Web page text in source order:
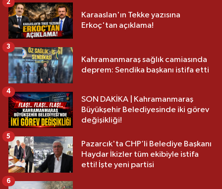
Karaaslan'ın Tekke yazısına
Erkoç'tan açıklama!
2
Kahramanmaraş sağlık camiasında
deprem: Sendika başkanı istifa etti
3
SON DAKİKA | Kahramanmaraş
Büyükşehir Belediyesinde iki görev
değişikliği!
4
Pazarcık'ta CHP’li Belediye Başkanı
Haydar İkizler tüm ekibiyle istifa
etti! İşte yeni partisi
5
6